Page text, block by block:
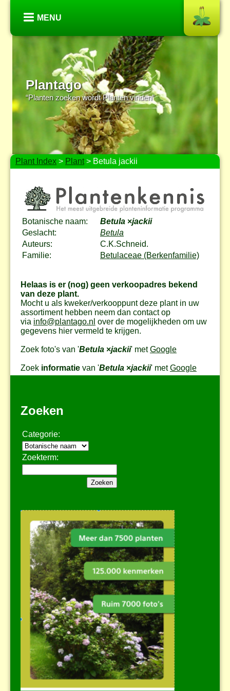
MENU
Plantago
“Planten zoeken wordt Planten vinden”
Plant Index > Plant> Betula jackii
Botanische naam: Betula ×jackii
Geslacht:
Betula
Auteurs:
C.K.Schneid.
Familie:
Betulaceae (Berkenfamilie)
Helaas is er (nog) geen verkoopadres bekend
van deze plant.
Mocht u als kweker/verkooppunt deze plant in uw
assortiment hebben neem dan contact op
via info@plantago.nl over de mogelijkheden om uw
gegevens hier vermeld te krijgen.
Zoek foto's van 'Betula ×jackii' metGoogle
Zoek informatie van 'Betula ×jackii' metGoogle
Zoeken
Categorie:
Zoekterm: